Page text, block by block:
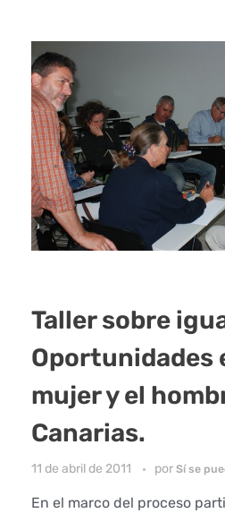
Taller sobre
Oportunidades
mujer y el
Canarias.
11 de abril de 2011 por Sí se
En el marco del proceso